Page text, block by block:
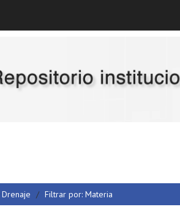
Filtrar por: Materia